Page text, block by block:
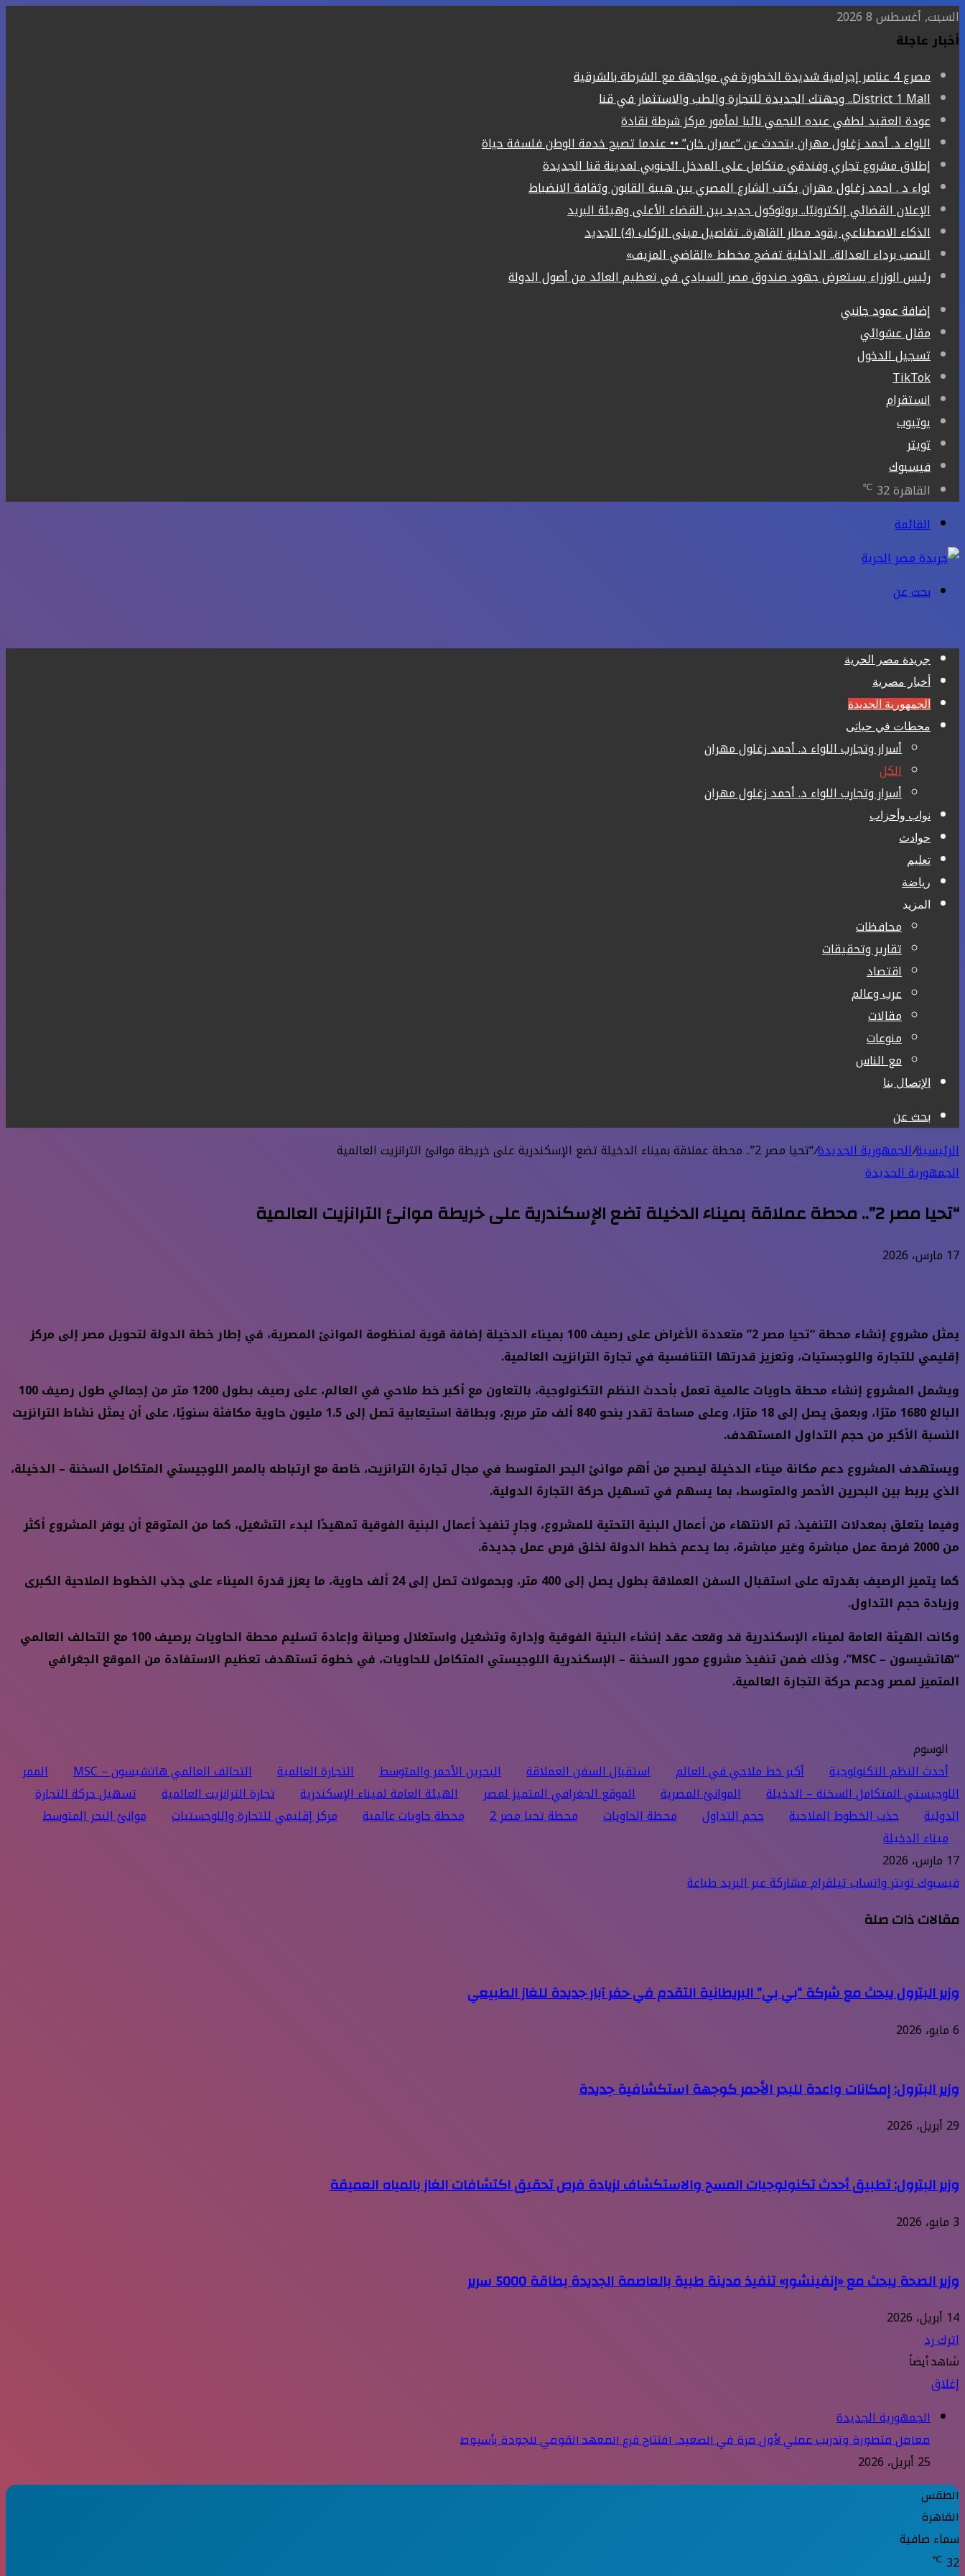
السبت, أغسطس 8 2026
أخبار عاجلة
مصرع 4 عناصر إجرامية شديدة الخطورة في مواجهة مع الشرطة بالشرقية
District 1 Mall.. وجهتك الجديدة للتجارة والطب والاستثمار في قنا
عودة العقيد لطفي عبده النجمي نائبا لمأمور مركز شرطة نقادة
اللواء د. أحمد زغلول مهران يتحدث عن “عمران خان” •• عندما تصبح خدمة الوطن فلسفة حياة
إطلاق مشروع تجاري وفندقي متكامل على المدخل الجنوبي لمدينة قنا الجديدة
لواء د . احمد زغلول مهران يكتب الشارع المصري بين هيبة القانون وثقافة الانضباط
الإعلان القضائي إلكترونيًا.. بروتوكول جديد بين القضاء الأعلى وهيئة البريد
الذكاء الاصطناعي يقود مطار القاهرة.. تفاصيل مبنى الركاب (4) الجديد
النصب برداء العدالة.. الداخلية تفضح مخطط «القاضي المزيف»
رئيس الوزراء يستعرض جهود صندوق مصر السيادي في تعظيم العائد من أصول الدولة
إضافة عمود جانبي
مقال عشوائي
تسجيل الدخول
‫TikTok
انستقرام
يوتيوب
تويتر
فيسبوك
القاهرة32
℃
القائمة
بحث عن
جريدة مصر الحرية
أخبار مصرية
الجمهورية الجديدة
محطات في حياتى
أسرار وتجارب اللواء د. أحمد زغلول مهران
الكل
أسرار وتجارب اللواء د. أحمد زغلول مهران
نواب وأحزاب
حوادث
تعليم
رياضة
المزيد
محافظات
تقارير وتحقيقات
اقتصاد
عرب وعالم
مقالات
منوعات
مع الناس
الإتصال بنا
بحث عن
الرئيسية/الجمهورية الجديدة/“تحيا مصر 2”.. محطة عملاقة بميناء الدخيلة تضع الإسكندرية على خريطة موانئ الترانزيت العالمية
الجمهورية الجديدة
“تحيا مصر 2”.. محطة عملاقة بميناء الدخيلة تضع الإسكندرية على خريطة موانئ الترانزيت العالمية
17 مارس، 2026
يمثل مشروع إنشاء محطة “تحيا مصر 2” متعددة الأغراض على رصيف 100 بميناء الدخيلة إضافة قوية لمنظومة الموانئ المصرية، في إطار خطة الدولة لتحويل مصر إلى مركز
إقليمي للتجارة واللوجستيات، وتعزيز قدرتها التنافسية في تجارة الترانزيت العالمية.
ويشمل المشروع إنشاء محطة حاويات عالمية تعمل بأحدث النظم التكنولوجية، بالتعاون مع أكبر خط ملاحي في العالم، على رصيف بطول 1200 متر من إجمالي طول رصيف 100
البالغ 1680 مترًا، وبعمق يصل إلى 18 مترًا، وعلى مساحة تقدر بنحو 840 ألف متر مربع، وبطاقة استيعابية تصل إلى 1.5 مليون حاوية مكافئة سنويًا، على أن يمثل نشاط الترانزيت
النسبة الأكبر من حجم التداول المستهدف.
ويستهدف المشروع دعم مكانة ميناء الدخيلة ليصبح من أهم موانئ البحر المتوسط في مجال تجارة الترانزيت، خاصة مع ارتباطه بالممر اللوجيستي المتكامل السخنة – الدخيلة،
الذي يربط بين البحرين الأحمر والمتوسط، بما يسهم في تسهيل حركة التجارة الدولية.
وفيما يتعلق بمعدلات التنفيذ، تم الانتهاء من أعمال البنية التحتية للمشروع، وجارٍ تنفيذ أعمال البنية الفوقية تمهيدًا لبدء التشغيل، كما من المتوقع أن يوفر المشروع أكثر
من 2000 فرصة عمل مباشرة وغير مباشرة، بما يدعم خطط الدولة لخلق فرص عمل جديدة.
كما يتميز الرصيف بقدرته على استقبال السفن العملاقة بطول يصل إلى 400 متر، وبحمولات تصل إلى 24 ألف حاوية، ما يعزز قدرة الميناء على جذب الخطوط الملاحية الكبرى
وزيادة حجم التداول.
وكانت الهيئة العامة لميناء الإسكندرية قد وقعت عقد إنشاء البنية الفوقية وإدارة وتشغيل واستغلال وصيانة وإعادة تسليم محطة الحاويات برصيف 100 مع التحالف العالمي
“هاتشيسون – MSC”، وذلك ضمن تنفيذ مشروع محور السخنة – الإسكندرية اللوجيستي المتكامل للحاويات، في خطوة تستهدف تعظيم الاستفادة من الموقع الجغرافي
المتميز لمصر ودعم حركة التجارة العالمية.
الوسوم
أحدث النظم التكنولوجية
أكبر خط ملاحي في العالم استقبال السفن العملاقة البحرين الأحمر والمتوسط التجارة العالمية التحالف العالمي هاتشيسون – MSC
الممر
اللوجيستي المتكامل السخنة – الدخيلة
الموانئ المصرية الموقع الجغرافي المتميز لمصر الهيئة العامة لميناء الإسكندرية تجارة الترانزيت العالمية
تسهيل حركة التجارة
الدولية
جذب الخطوط الملاحية حجم التداول محطة الحاويات محطة تحيا مصر 2 محطة حاويات عالمية مركز إقليمي للتجارة واللوجستيات
موانئ البحر المتوسط
ميناء الدخيلة
17 مارس، 2026
فيسبوكتويتر واتسابتيلقراممشاركة عبر البريدطباعة
مقالات ذات صلة
وزير البترول يبحث مع شركة “بي بي” البريطانية التقدم في حفر آبار جديدة للغاز الطبيعي
6 مايو، 2026
وزير البترول: إمكانات واعدة للبحر الأحمر كوجهة استكشافية جديدة
29 أبريل، 2026
وزير البترول: تطبيق أحدث تكنولوجيات المسح والاستكشاف لزيادة فرص تحقيق اكتشافات الغاز بالمياه العميقة
3 مايو، 2026
وزير الصحة يبحث مع «إنفينشور» تنفيذ مدينة طبية بالعاصمة الجديدة بطاقة 5000 سرير
14 أبريل، 2026
اترك رد
شاهد أيضاً
إغلاق
الجمهورية الجديدة
معامل متطورة وتدريب عملي لأول مرة في الصعيد.. افتتاح فرع المعهد القومي للجودة بأسيوط
25 أبريل، 2026
الطقس
القاهرة
سماء صافية
32
℃